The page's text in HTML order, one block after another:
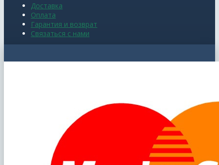
Доставка
Оплата
Гарантия и возврат
Связаться с нами